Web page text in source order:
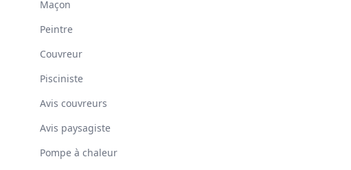
Maçon
Peintre
Couvreur
Pisciniste
Avis couvreurs
Avis paysagiste
Pompe à chaleur